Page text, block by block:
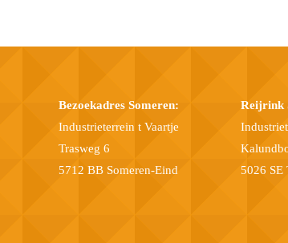
Bezoekadres Someren:
Industrieterrein t Vaartje
Trasweg 6
5712 BB Someren-Eind
Reijrink
5026 SE